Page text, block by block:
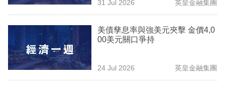
資
樓
市
理
31 Jul 2026 英皇金融集團
美債孳息率與強美元夾擊 金價4,0
00美元關口爭持
24 Jul 2026 英皇金融集團